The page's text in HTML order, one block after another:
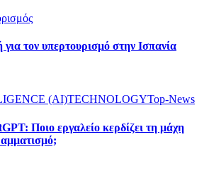
τον υπερτουρισμό στην Ισπανία
(AI)TECHNOLOGYTop-News
Ποιο εργαλείο κερδίζει τη μάχη